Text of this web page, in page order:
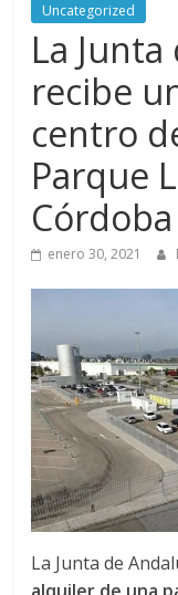
s
m
a
q
u
n
a
–
Uncategorized
La
recibe
centro
Parque
Córdoba
enero 30, 2021
La Junta de